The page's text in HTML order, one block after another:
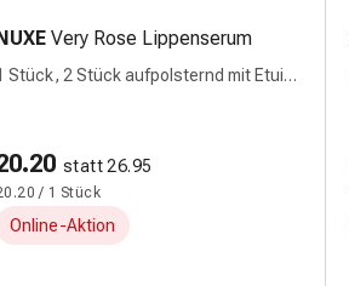
Very Rose Lippenserum
Stück, 2 Stück aufpolsternd mit Etui
statt 26.95
/ 1 Stück
Online-Aktion